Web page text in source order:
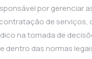
por gerenciar
de
na tomada de
dentro das normas